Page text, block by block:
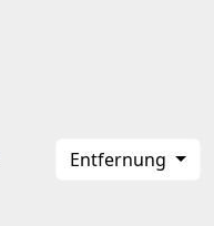
Entfernung